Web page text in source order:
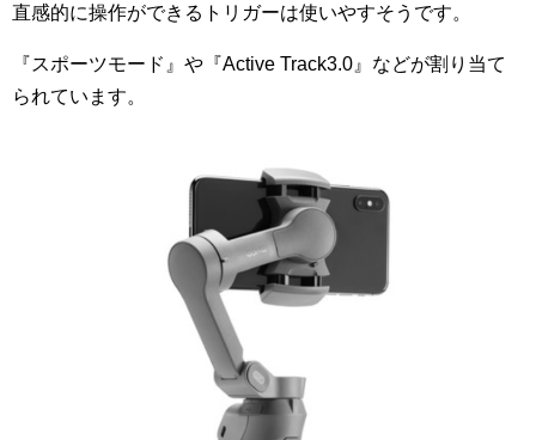
直感的に操作ができるトリガーは使いやすそうです。
『スポーツモード』や『Active Track3.0』などが割り当て
られています。